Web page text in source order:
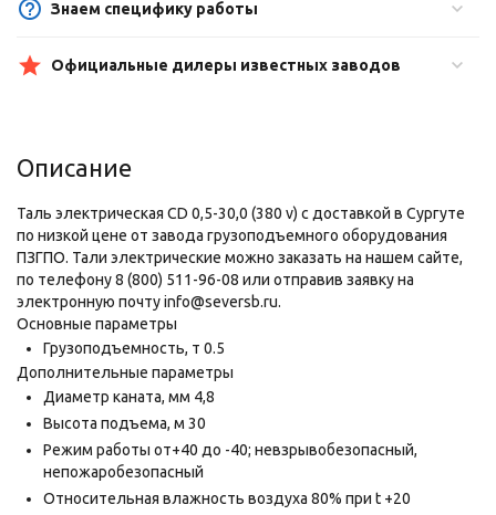
Знаем специфику работы
Официальные дилеры известных заводов
Описание
Таль электрическая CD 0,5-30,0 (380 v) с доставкой в Сургуте
по низкой цене от завода грузоподъемного оборудования
ПЗГПО. Тали электрические можно заказать на нашем сайте,
по телефону 8 (800) 511-96-08 или отправив заявку на
электронную почту info@seversb.ru.
Основные параметры
Грузоподъемность, т 0.5
Дополнительные параметры
Диаметр каната,мм 4,8
Высота подъема,м 30
Режим работы от+40 до -40; невзрывобезопасный,
непожаробезопасный
Относительная влажность воздуха 80% при t +20